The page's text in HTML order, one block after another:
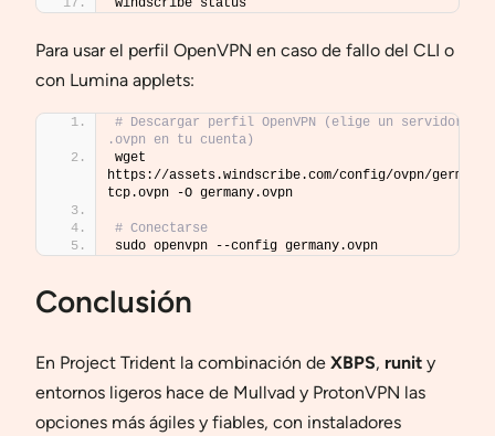
windscribe status
Para usar el perfil OpenVPN en caso de fallo del CLI o
con Lumina applets:
# Descargar perfil OpenVPN (elige un servidor
.ovpn en tu cuenta)
wget
https://assets.windscribe.com/config/ovpn/germany-
tcp.ovpn -O germany.ovpn
# Conectarse
sudo openvpn --config germany.ovpn
Conclusión
En Project Trident la combinación de XBPS, runit y
entornos ligeros hace de Mullvad y ProtonVPN las
opciones más ágiles y fiables, con instaladores